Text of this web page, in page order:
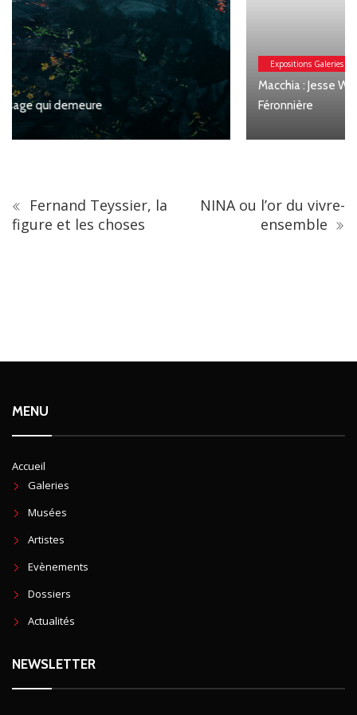
Expositions Galeries
Macchia : Jesse Willems, Galerie Clémentine de la
Féronnière
Fernand Teyssier, la
figure et les choses
NINA ou l’or du vivre-
ensemble
MENU
Accueil
Galeries
Musées
Artistes
Evènements
Dossiers
Actualités
NEWSLETTER